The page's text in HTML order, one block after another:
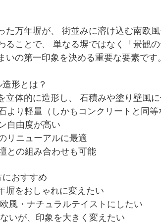
た万年塀が、 街並みに溶け込む南欧風
ることで、 単なる塀ではなく「景観
いの第一印象を決める重要な要素です。
形とは？
立体的に造形し、 石積みや塗り壁風に
より軽量（しかもコンクリートと同等
自由度が高い
リニューアルに最適
との組み合わせも可能
におすすめ
塀をおしゃれに変えたい
風・ナチュラルテイストにしたい
いが、印象を大きく変えたい